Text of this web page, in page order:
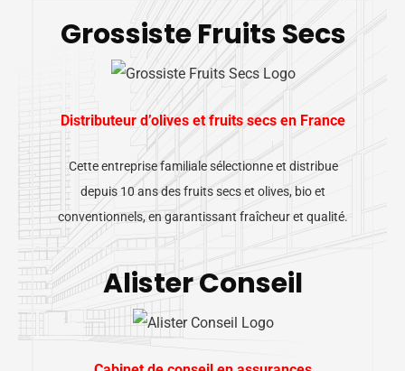
Grossiste Fruits Secs
Distributeur d’olives et fruits secs en France
Cette entreprise familiale sélectionne et distribue
depuis 10 ans des fruits secs et olives, bio et
conventionnels, en garantissant fraîcheur et qualité.
Alister Conseil